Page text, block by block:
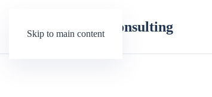
Skip to main content